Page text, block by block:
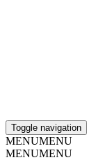
Toggle navigation
MENUMENU
MENUMENU